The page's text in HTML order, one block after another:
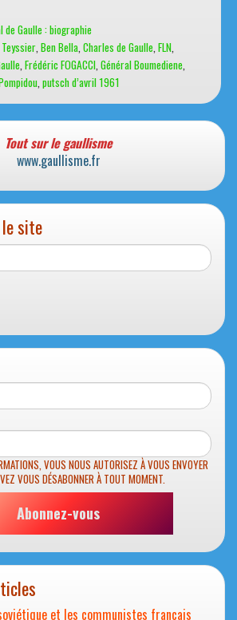
de Gaulle : biographie
,Ben Bella,Charles de Gaulle,FLN,
,Frédéric FOGACCI,Général Boumediene,
,putsch d’avril 1961
Tout sur le gaullisme
www.gaullisme.fr
site
VOUS NOUS AUTORISEZ À VOUS ENVOYER
VOUS DÉSABONNER À TOUT MOMENT.
Abonnez-vous
et les communistes français